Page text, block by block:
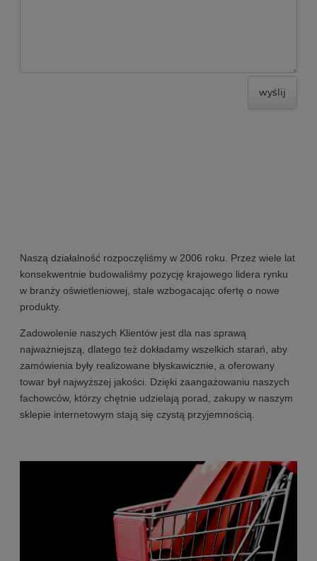
wyślij
Naszą działalność rozpoczęliśmy w 2006 roku. Przez wiele lat
konsekwentnie budowaliśmy pozycję krajowego lidera rynku
w branży oświetleniowej, stale wzbogacając ofertę o nowe
produkty.
Zadowolenie naszych Klientów jest dla nas sprawą
najważniejszą, dlatego też dokładamy wszelkich starań, aby
zamówienia były realizowane błyskawicznie, a oferowany
towar był najwyższej jakości. Dzięki zaangażowaniu naszych
fachowców, którzy chętnie udzielają porad, zakupy w naszym
sklepie internetowym stają się czystą przyjemnością.